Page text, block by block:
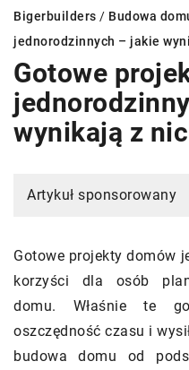
Bigerbuilders / Budowa
jednorodzinnych – jakie
Gotowe
wynikają z
Artykuł sponsorowany
Gotowe projekty domów
korzyści dla osób
domu. Właśnie te
oszczędność czasu i
budowa domu od